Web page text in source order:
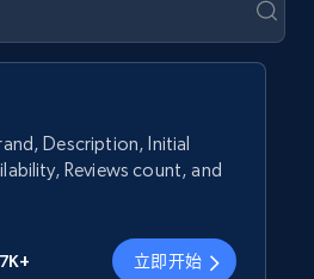
Description, Initial
Reviews count, and
立即开始